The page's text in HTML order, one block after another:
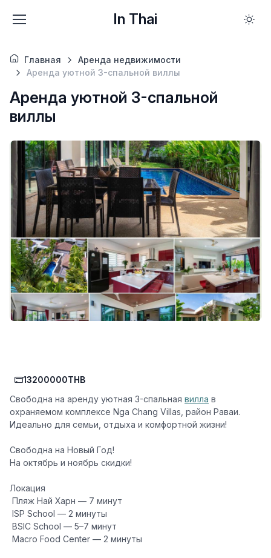
In Thai
Главная
Аренда недвижимости
Аренда уютной 3-спальной виллы
Аренда уютной 3-спальной
виллы
13200000THB
Свободна на аренду уютная 3-спальная вилла в
охраняемом комплексе Nga Chang Villas , район Раваи.
Идеально для семьи, отдыха и комфортной жизни!
Свободна на Новый Год!
На октябрь и ноябрь скидки!
Локация
️ Пляж Най Харн — 7 минут
️ ISP School — 2 минуты
️ BSIC School — 5–7 минут
️ Macro Food Center — 2 минуты